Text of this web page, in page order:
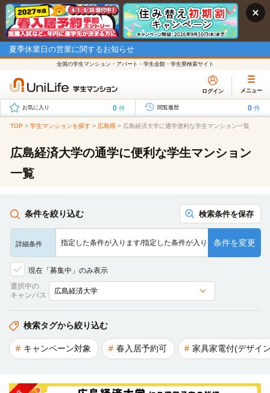
夏季休業日の営業に関するお知らせ
全国の学生マンション・アパート・学生会館・学生寮検索サイト
ログイン メニュー
お気に入り 0 件 閲覧履歴 0 件
TOP > 学生マンションを探す > 広島県 > 広島経済大学に通学便利な学生マンション一覧
広島経済大学の通学に便利な学生マンション
一覧
条件を絞り込む 検索条件を保存
詳細条件 指定した条件が入ります/指定した条件が入ります/指定した条…
条件を変更
現在「募集中」のみ表示
選択中の
キャンパス
検索タグから絞り込む
キャンペーン対象 春入居予約可 家具家電付(デザイ